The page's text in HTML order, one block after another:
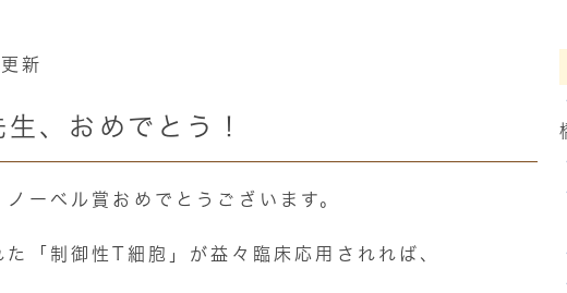
新
、おめでとう！
ーベル賞おめでとうございます。
た「制御性T細胞」が益々臨床応用されれば、